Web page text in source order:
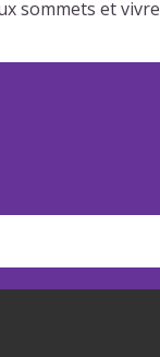
sommets et vivre